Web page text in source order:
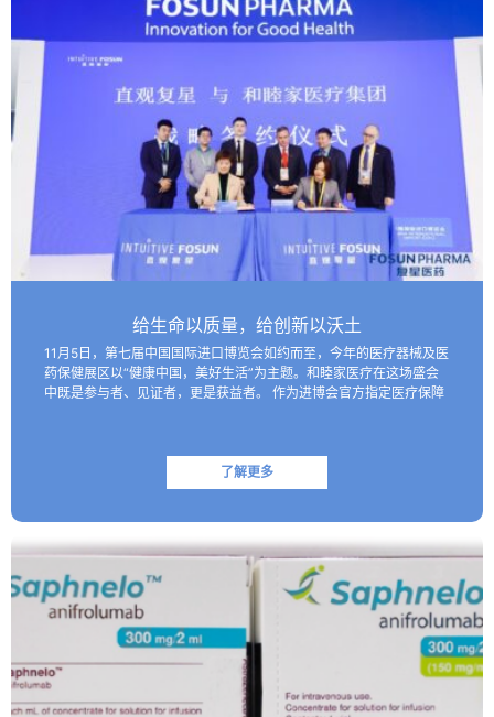
给生命以质量，给创新以沃土
11月5日，第七届中国国际进口博览会如约而至，今年的医疗器械及医
药保健展区以“健康中国，美好生活”为主题。和睦家医疗在这场盛会
中既是参与者、见证者，更是获益者。 作为进博会官方指定医疗保障
了解更多